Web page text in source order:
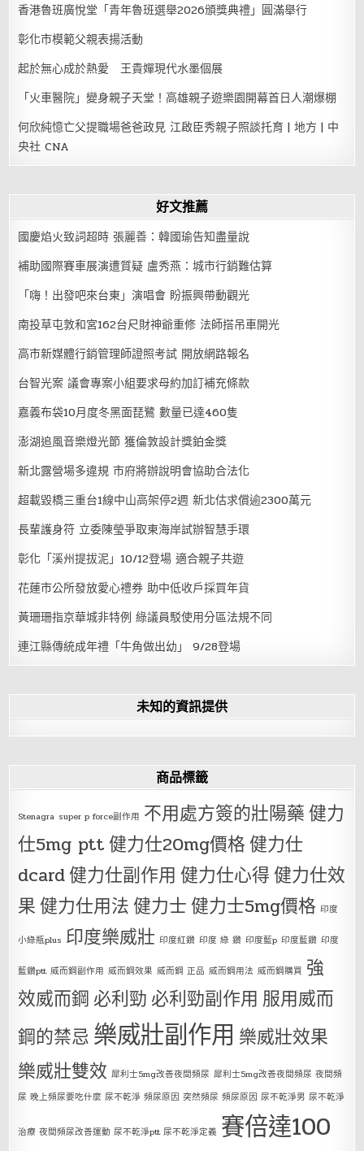
香港魯班廣悅堂「青年魯班選舉2026頒獎典禮」圓滿舉行
彰化市模範父親表揚活動
起於無心成於熱愛 王貴嬋現代水墨個展
「火車醫院」變身親子天堂！高雄親子遊樂園開幕首日人潮爆棚
何欣純憶亡父提職場爸爸政見 江啟臣秀親子照談托育 | 地方 | 中
央社 CNA
好文推薦
國慶焰火致詞超時 張麗善：韓國瑜告知盡量說
補助國際賽車展演遭質疑 盧秀燕：城市行銷難估算
「嗨！出發吧來台東」演唱會 盼振興帶動觀光
南投草屯敦和宮162台尺財神爺重修 法師搭吊車開光
高市新媒體行銷管理師證照考試 開放網路報名
台智光案 議會專案小組要求母約加訂補充條款
嘉義布袋10月度冬黑面琵鷺 數量已達460隻
澎湖追風音樂燈光節 獲倫敦設計獎鉑金獎
新北露營場多違規 市府將辦說明會協助合法化
超載毀橋三重台1線中山高架停2週 新北估求償逾2300萬元
長輩護身符 立委陳瑩爭取東海岸試辦智慧手環
彰化「溪州提拔泥」10/12登場 適合親子共遊
花蓮市公所發放愛心禮券 助中低收戶採買年貨
黃珊珊指京華城非特例 綠議員駁使用分區法規不同
連江縣傳統成年禮「牛角做出幼」 9/28登場
未知的資訊提供
商品標籤
Stenagra super p force副作用 不用處方簽的壯陽藥健力
仕5mg ptt健力仕20mg價格健力仕
dcard健力仕副作用 健力仕心得健力仕效
果健力仕用法健力士健力士5mg價格 印度
小綠瓶plus 印度樂威壯 印度紅鑽 印度 綠 鑽 印度藍p 印度藍鑽 印度
藍鑽ptt 威而鋼副作用 威而鋼效果 威而鋼 正品 威而鋼用法 威而鋼購買 強
效威而鋼 必利勁 必利勁副作用 服用威而
鋼的禁忌 樂威壯副作用 樂威壯效果
樂威壯雙效 犀利士5mg改善夜間頻尿 犀利士5mg改善夜間頻尿 夜間頻
尿 晚上頻尿要吃什麼 尿不乾淨 頻尿原因 突然頻尿 頻尿原因 尿不乾淨男 尿不乾淨
治療 夜間頻尿改善運動 尿不乾淨ptt 尿不乾淨定義 賽倍達100